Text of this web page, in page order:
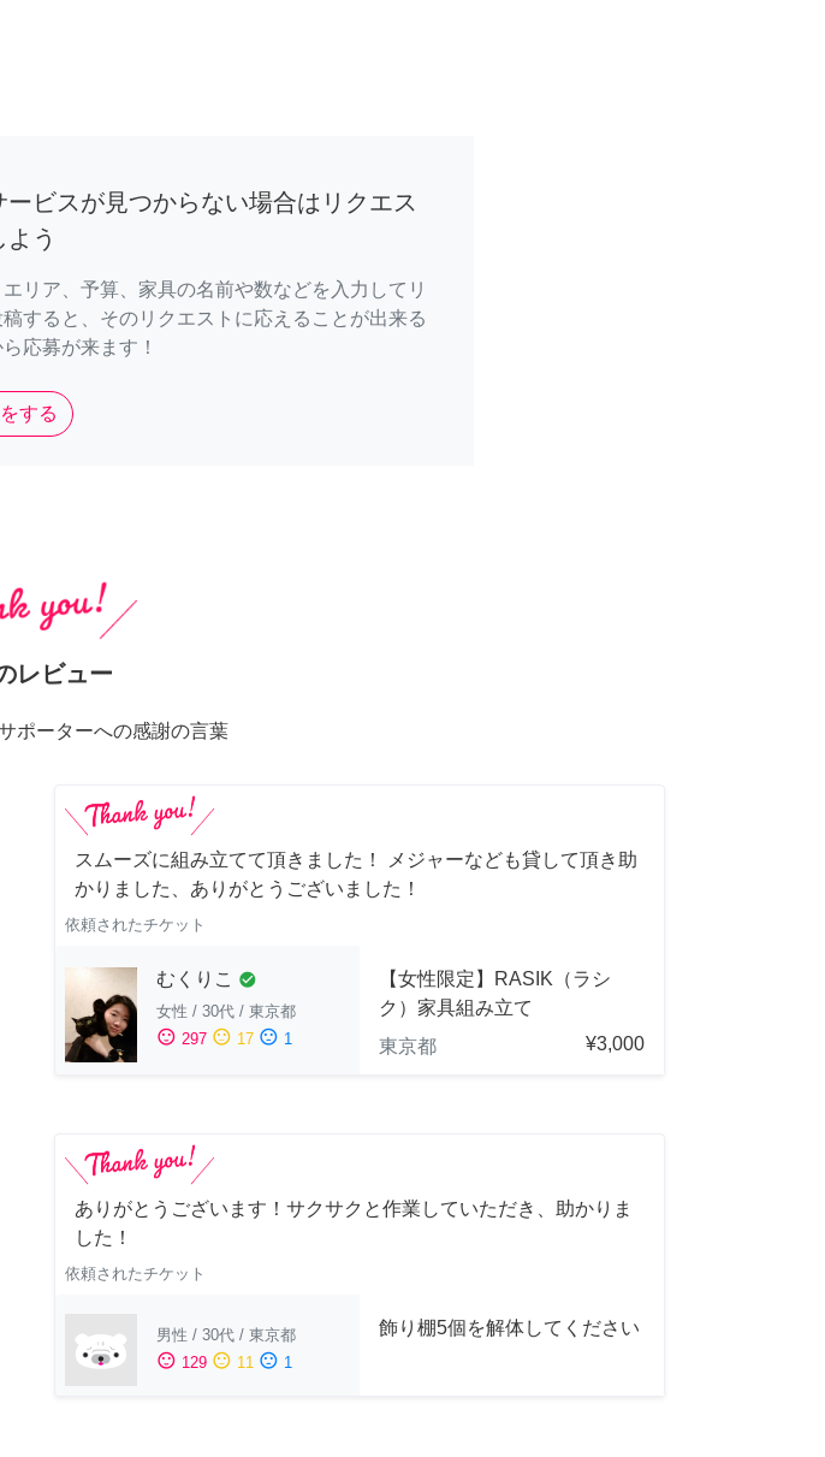
ービスが見つからない場合はリクエス
よう
リア、予算、家具の名前や数などを入力してリ
すると、そのリクエストに応えることが出来る
応募が来ます！
する
レビュー
ポーターへの感謝の言葉
スムーズに組み立てて頂きました！ メジャーなども貸して頂き助
かりました、ありがとうございました！
依頼されたチケット
むくりこ check_circle
女性 / 30代 / 東京都
sentiment_satisfied 297 sentiment_neutral 17 sentiment_dissatisfied 1
【女性限定】RASIK（ラシ
ク）家具組み立て
東京都
¥3,000
ありがとうございます！サクサクと作業していただき、助かりま
した！
依頼されたチケット
男性 / 30代 / 東京都
sentiment_satisfied 129 sentiment_neutral 11 sentiment_dissatisfied 1
飾り棚5個を解体してください